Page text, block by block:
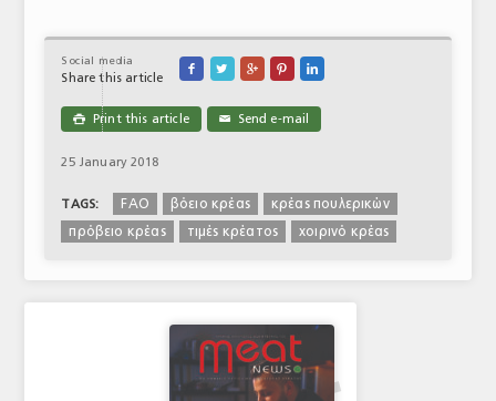
Social media
Share this article
    
 Print this article ✉ Send e-mail
25 January 2018
TAGS: FAO βόειο κρέας
κρέας πουλερικών
πρόβειο κρέας
τιμές κρέατος χοιρινό κρέας